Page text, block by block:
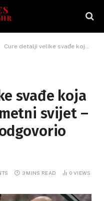
Cure detalji velike svađe koja je šokirala nogometni svijet – Poljski izbornik odgovorio Lewandowskom
svađe koja
svijet –
3 MINS READ 0VIEWS